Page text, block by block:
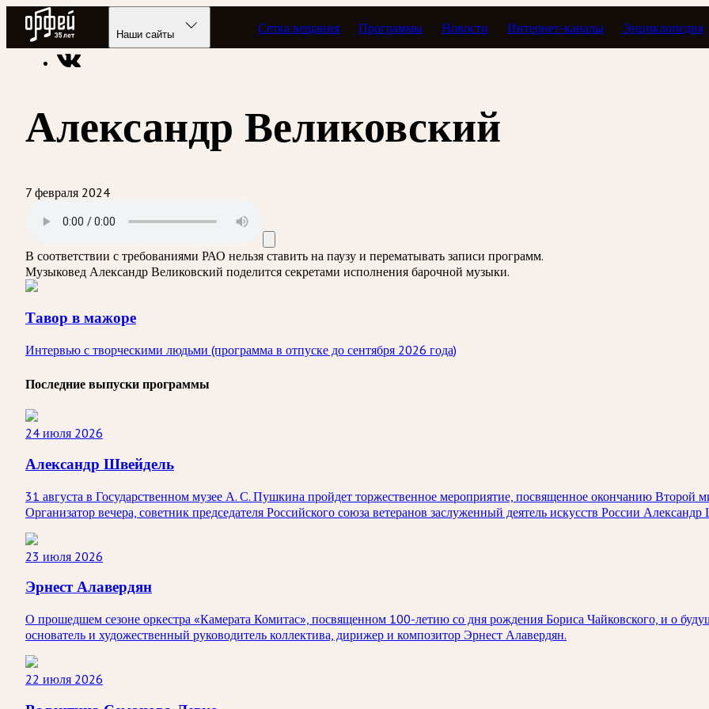
Радио Орфей
Наши сайты Сетка вещания Программы Новости Интернет-каналы Энциклопедия
Радио классической музыки «Орфей» Программы в эфире Тавор в мажоре
Александр Великовский
7 февраля 2024
В соответствии с требованиями РАО нельзя ставить на паузу и перематывать записи программ.
Музыковед Александр Великовский поделится секретами исполнения барочной музыки.
Тавор в мажоре
Интервью с творческими людьми (программа в отпуске до сентября 2026 года)
Последние выпуски программы
24 июля 2026
Александр Швейдель
31 августа в Государственном музее А. С. Пушкина пройдет торжественное мероприятие, посвященное окончанию
Организатор вечера, советник председателя Российского союза ветеранов заслуженный деятель искусств России
23 июля 2026
Эрнест Алавердян
О прошедшем сезоне оркестра «Камерата Комитас», посвященном 100-летию со дня рождения Бориса Чайковского, и о
основатель и художественный руководитель коллектива, дирижер и композитор Эрнест Алавердян.
22 июля 2026